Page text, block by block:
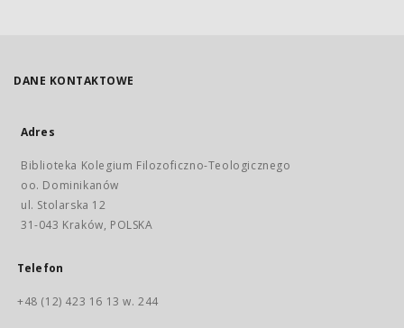
DANE KONTAKTOWE
Adres
Biblioteka Kolegium Filozoficzno-Teologicznego
oo. Dominikanów
ul. Stolarska 12
31-043 Kraków, POLSKA
Telefon
+48 (12) 423 16 13 w. 244